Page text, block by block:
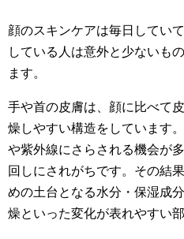
顔のスキンケアは毎日してい
している人は意外と少ないも
ます。
手や首の皮膚は、顔に比べて
燥しやすい構造をしています
や紫外線にさらされる機会が
回しにされがちです。その結
めの土台となる水分・保湿成
燥といった変化が表れやすい